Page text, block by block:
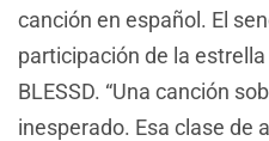
canción en español. El
participación de la
BLESSD. “Una canción
inesperado. Esa clase de